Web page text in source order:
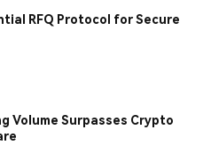
RFQ Protocol for Secure
Volume Surpasses Crypto